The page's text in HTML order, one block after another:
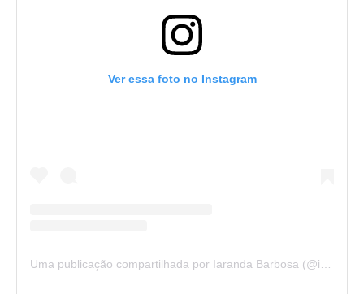
Ver essa foto no Instagram